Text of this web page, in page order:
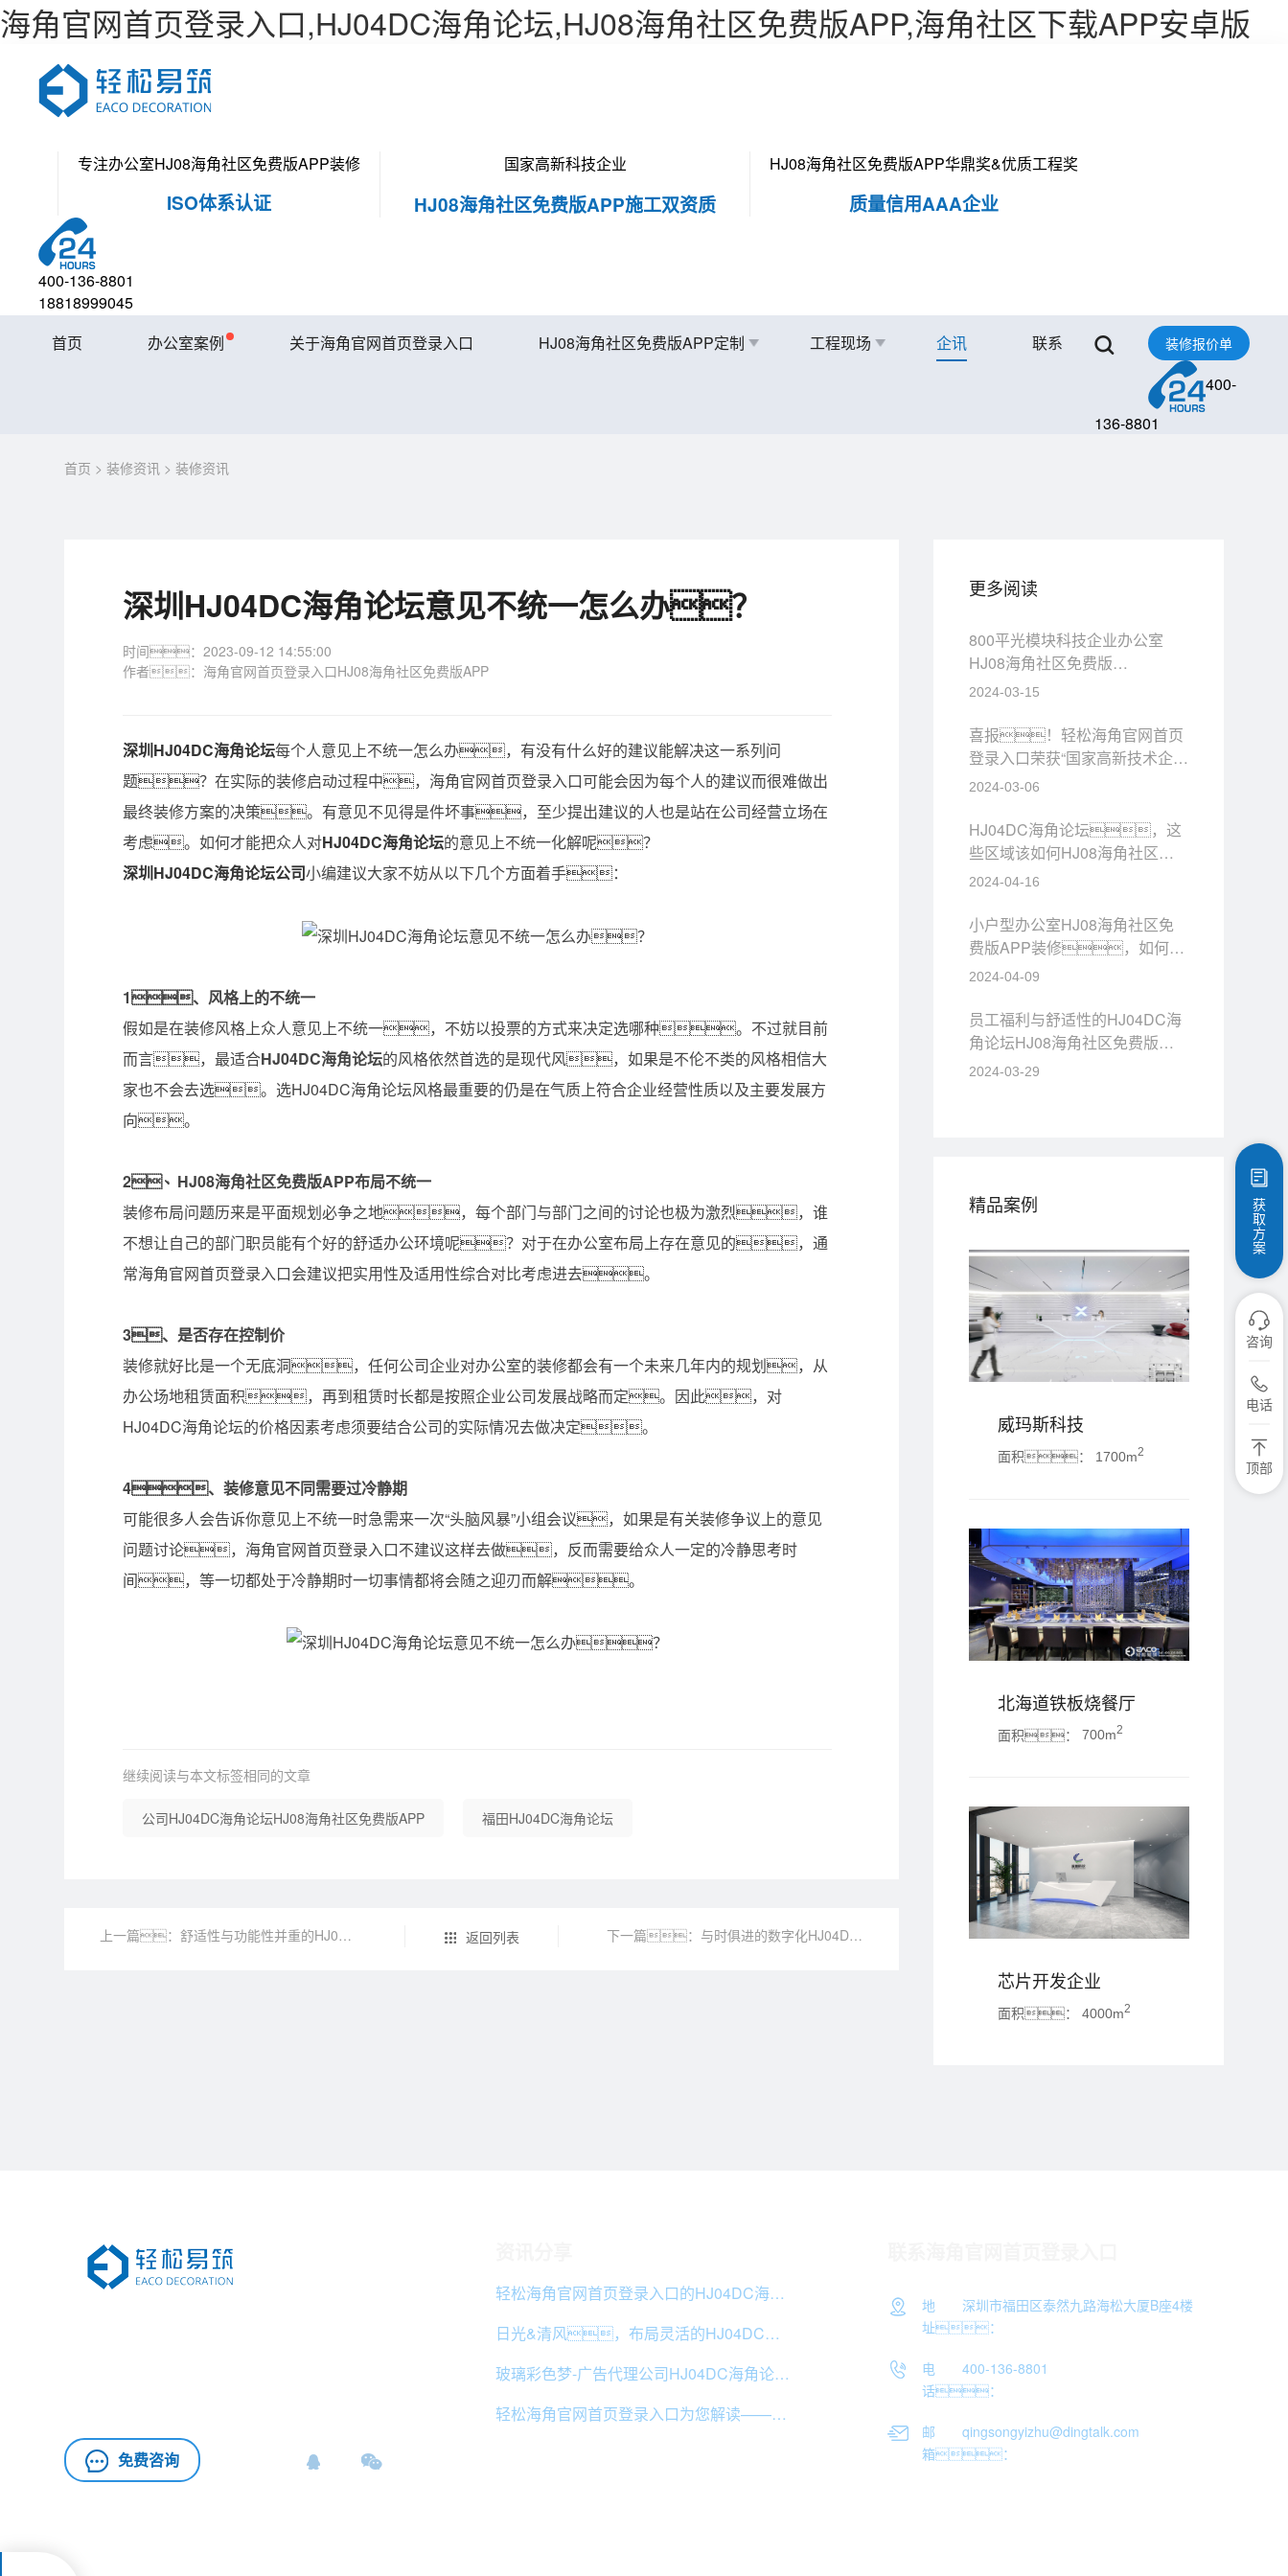
海角官网首页登录入口,HJ04DC海角论坛,HJ08海角社区免费版APP,海角社区下载APP安卓版
专注办公室HJ08海角社区免费版APP装修
ISO体系认证
国家高新科技企业
HJ08海角社区免费版APP施工双资质
HJ08海角社区免费版APP华鼎奖&优质工程奖
质量信用AAA企业
400-136-8801
18818999045
首页
办公室案例 关于海角官网首页登录入口 HJ08海角社区免费版APP定制 工程现场 企讯 联系 装修报价单
400-
136-8801
获
取
方
案
咨询
电话
顶部
首页 > 装修资讯 > 装修资讯
深圳HJ04DC海角论坛意见不统一怎么办？
时间：2023-09-12 14:55:00
作者：海角官网首页登录入口HJ08海角社区免费版APP
深圳HJ04DC海角论坛每个人意见上不统一怎么办，有没有什么好的建议能解决这一系列问
题？在实际的装修启动过程中，海角官网首页登录入口可能会因为每个人的建议而很难做出
最终装修方案的决策。有意见不见得是件坏事，至少提出建议的人也是站在公司经营立场在
考虑。如何才能把众人对HJ04DC海角论坛的意见上不统一化解呢？
深圳HJ04DC海角论坛公司小编建议大家不妨从以下几个方面着手：
1、风格上的不统一
假如是在装修风格上众人意见上不统一，不妨以投票的方式来决定选哪种。不过就目前
而言，最适合HJ04DC海角论坛的风格依然首选的是现代风，如果是不伦不类的风格相信大
家也不会去选。选HJ04DC海角论坛风格最重要的仍是在气质上符合企业经营性质以及主要发展方
向。
2、HJ08海角社区免费版APP布局不统一
装修布局问题历来是平面规划必争之地，每个部门与部门之间的讨论也极为激烈，谁
不想让自己的部门职员能有个好的舒适办公环境呢？对于在办公室布局上存在意见的，通
常海角官网首页登录入口会建议把实用性及适用性综合对比考虑进去。
3、是否存在控制价
装修就好比是一个无底洞，任何公司企业对办公室的装修都会有一个未来几年内的规划，从
办公场地租赁面积，再到租赁时长都是按照企业公司发展战略而定。因此，对
HJ04DC海角论坛的价格因素考虑须要结合公司的实际情况去做决定。
4、装修意见不同需要过冷静期
可能很多人会告诉你意见上不统一时急需来一次“头脑风暴”小组会议，如果是有关装修争议上的意见
问题讨论，海角官网首页登录入口不建议这样去做，反而需要给众人一定的冷静思考时
间，等一切都处于冷静期时一切事情都将会随之迎刃而解。
继续阅读与本文标签相同的文章
公司HJ04DC海角论坛HJ08海角社区免费版APP 福田HJ04DC海角论坛
上一篇：舒适性与功能性并重的HJ04DC海角论坛HJ08海角社区免费版APP 返回列表 下一篇：与时俱进的数字化HJ04DC海角论坛HJ08海角社区免费版APP
更多阅读
800平光模块科技企业办公室
HJ08海角社区免费版
APP，简约实用！
2024-03-15
喜报！轻松海角官网首页
登录入口荣获“国家高新技术企
业”认证！
2024-03-06
HJ04DC海角论坛，这
些区域该如何HJ08海角社区免
费版APP装修？
2024-04-16
小户型办公室HJ08海角社区免
费版APP装修，如何
HJ08海角社区免费版APP才能
2024-04-09
员工福利与舒适性的HJ04DC海
角论坛HJ08海角社区免费版
APP
2024-03-29
精品案例
威玛斯科技
面积： 1700m2
北海道铁板烧餐厅
面积： 700m2
芯片开发企业
面积： 4000m2
免费咨询
轻松海角官网首页登录入口的HJ04DC海角论坛类型
日光&清风，布局灵活的HJ04DC海角论坛案例鉴赏
​玻璃彩色梦-广告代理公司HJ04DC海角论坛案例赏析
轻松海角官网首页登录入口为您解读——HJ04DC海角论坛的十大风格
地
址：
深圳市福田区泰然九路海松大厦B座4楼
电
话：
400-136-8801
邮
箱：
qingsongyizhu@dingtalk.com